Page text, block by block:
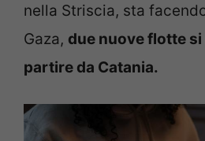
nella Striscia, sta
Gaza, due nuove flotte
partire da Catania.